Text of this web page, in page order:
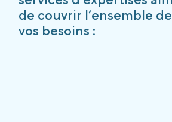
de couvrir l’ensemble de
vos besoins :